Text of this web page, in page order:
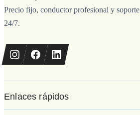
Precio fijo, conductor profesional y soporte
24/7.
Enlaces rápidos